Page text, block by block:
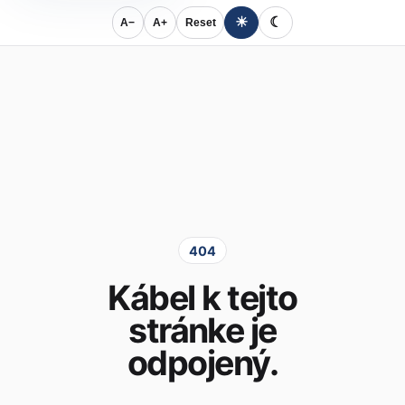
A− A+ Reset ☀ ☾
404
Kábel k tejto
stránke je
odpojený.